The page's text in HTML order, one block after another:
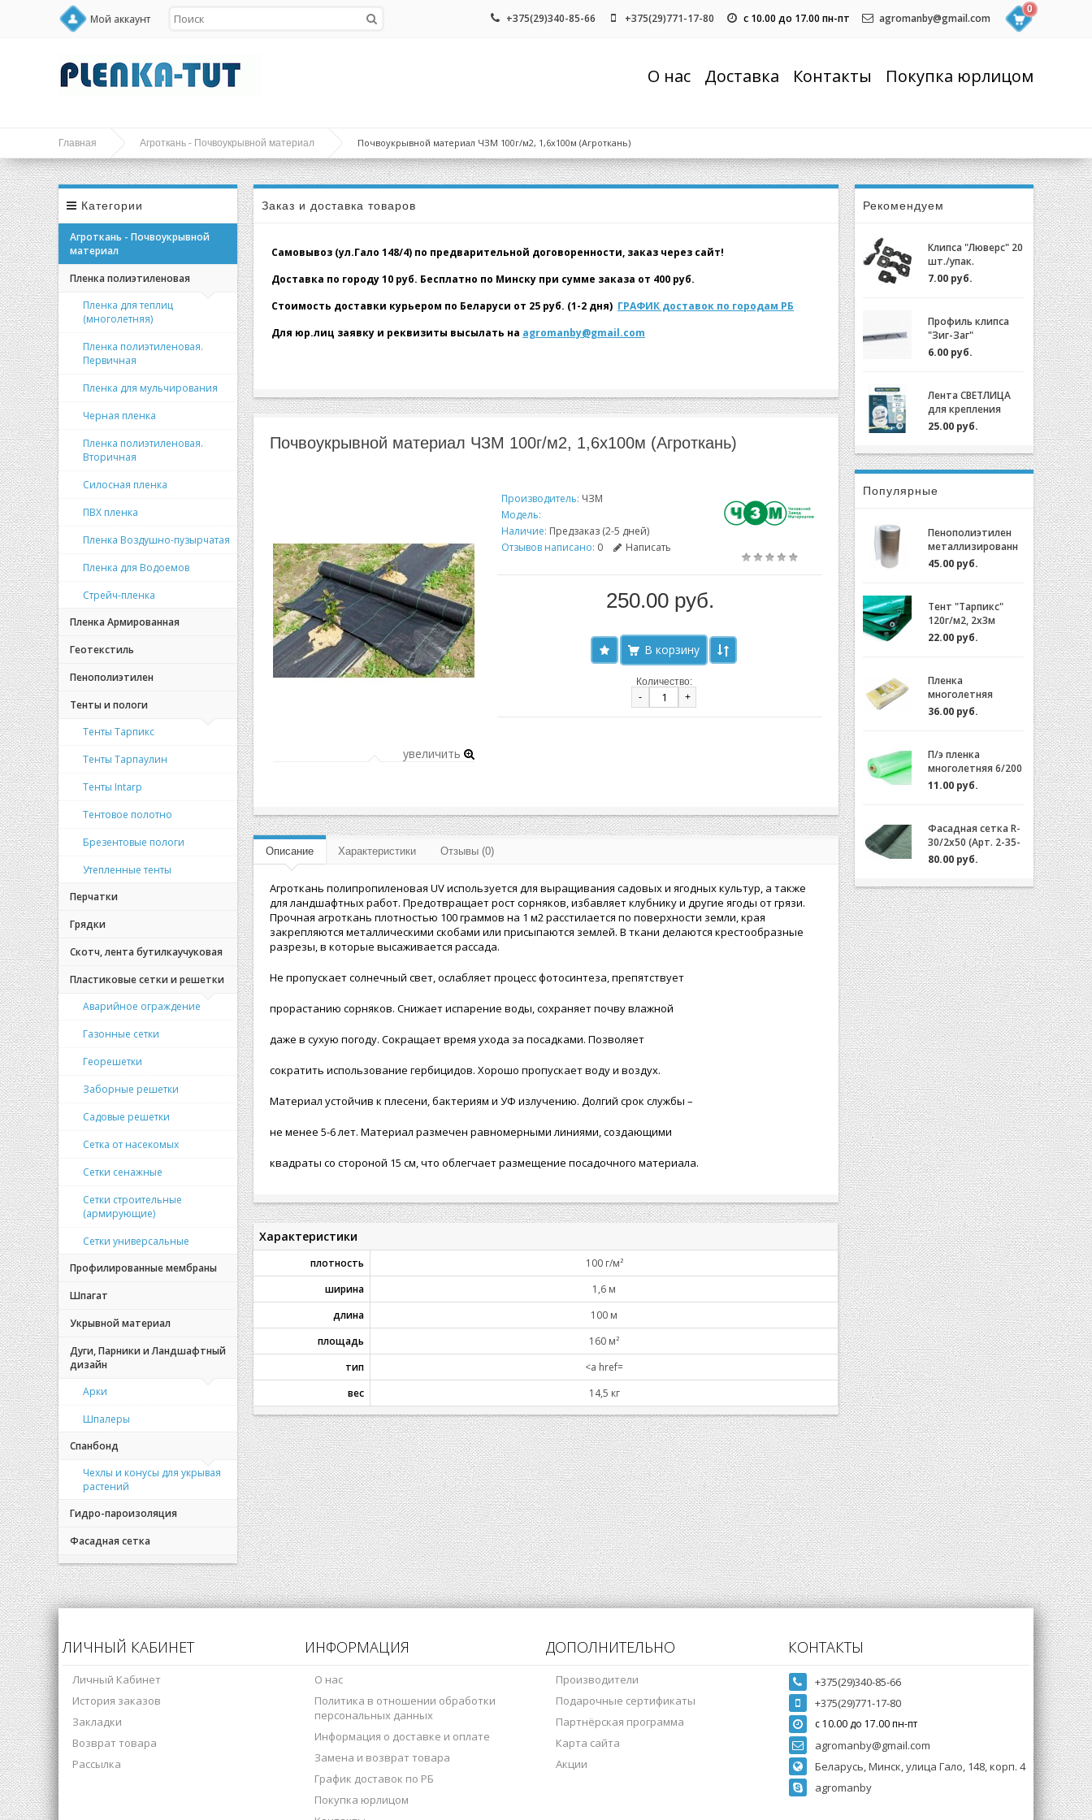
Мой аккаунт +375(29)340-85-66 +375(29)771-17-80 с 10.00 до 17.00 пн-пт agromanby@gmail.com
0
О нас Доставка Контакты Покупка юрлицом
Главная Агроткань - Почвоукрывной материал Почвоукрывной материал ЧЗМ 100г/м2, 1,6х100м (Агроткань)
Категории
Агроткань - Почвоукрывной
материал
Пленка полиэтиленовая
Пленка для теплиц
(многолетняя)
Пленка полиэтиленовая.
Первичная
Пленка для мульчирования
Черная пленка
Пленка полиэтиленовая.
Вторичная
Силосная пленка
ПВХ пленка
Пленка Воздушно-пузырчатая
Пленка для Водоемов
Стрейч-пленка
Пленка Армированная
Геотекстиль
Пенополиэтилен
Тенты и пологи
Тенты Тарпикс
Тенты Тарпаулин
Тенты Intarp
Тентовое полотно
Брезентовые пологи
Утепленные тенты
Перчатки
Грядки
Скотч, лента бутилкаучуковая
Пластиковые сетки и решетки
Аварийное ограждение
Газонные сетки
Георешетки
Заборные решетки
Садовые решетки
Сетка от насекомых
Сетки сенажные
Сетки строительные
(армирующие)
Сетки универсальные
Профилированные мембраны
Шпагат
Укрывной материал
Дуги, Парники и Ландшафтный
дизайн
Арки
Шпалеры
Спанбонд
Чехлы и конусы для укрывая
растений
Гидро-пароизоляция
Фасадная сетка
Рекомендуем
Клипса "Люверс" 20
шт./упак.
7.00 руб.
Профиль клипса
"Зиг-Заг"
(ХОЗАГРО) с
замком для
для теплиц
оцинкованный,
0,7мм (2м)
6.00 руб.
Лента СВЕТЛИЦА
для крепления
пленки к теплице
длина 30м, ширина
3 см, 700 мкм
25.00 руб.
Популярные
Пенополиэтилен
металлизированн
ый (НПЭ 2-120-25)
45.00 руб.
Тент "Тарпикс"
120г/м2, 2х3м
22.00 руб.
Пленка
многолетняя
"Светлица 6/200"
(7 лет) за 1м.пог.
36.00 руб.
П/э пленка
многолетняя 6/200
(2-3 года) Зеленая/
Желтая за 1м.пог.
11.00 руб.
Фасадная сетка R-
30/2x50 (Арт. 2-35-
50)
80.00 руб.
Заказ и доставка товаров
Самовывоз (ул.Гало 148/4) по предварительной договоренности, заказ через сайт!
Доставка по городу 10 руб. Бесплатно по Минску при сумме заказа от 400 руб.
Стоимость доставки курьером по Беларуси от 25 руб. (1-2 дня) ГРАФИК доставок по городам РБ
Для юр.лиц заявку и реквизиты высылать на agromanby@gmail.com
Почвоукрывной материал ЧЗМ 100г/м2, 1,6х100м (Агроткань)
увеличить
Производитель: ЧЗМ
Модель:
Наличие: Предзаказ (2-5 дней)
Отзывов написано: 0 Написать
250.00 руб.
Количество:
-
+
Описание Характеристики Отзывы (0)
Агроткань полипропиленовая UV используется для выращивания садовых и ягодных культур, а также
для ландшафтных работ. Предотвращает рост сорняков, избавляет клубнику и другие ягоды от грязи.
Прочная агроткань плотностью 100 граммов на 1 м2 расстилается по поверхности земли, края
закрепляются металлическими скобами или присыпаются землей. В ткани делаются крестообразные
разрезы, в которые высаживается рассада.
Не пропускает солнечный свет, ослабляет процесс фотосинтеза, препятствует
прорастанию сорняков. Снижает испарение воды, сохраняет почву влажной
даже в сухую погоду. Сокращает время ухода за посадками. Позволяет
сократить использование гербицидов. Хорошо пропускает воду и воздух.
Материал устойчив к плесени, бактериям и УФ излучению. Долгий срок службы –
не менее 5-6 лет. Материал размечен равномерными линиями, создающими
квадраты со стороной 15 см, что облегчает размещение посадочного материала.
Характеристики
плотность
100 г/м²
ширина
1,6 м
длина
100 м
площадь
160 м²
тип
<a href=
вес
14,5 кг
ЛИЧНЫЙ КАБИНЕТ
Личный Кабинет
История заказов
Закладки
Возврат товара
Рассылка
ИНФОРМАЦИЯ
О нас
Политика в отношении обработки
персональных данных
Информация о доставке и оплате
Замена и возврат товара
График доставок по РБ
Покупка юрлицом
ДОПОЛНИТЕЛЬНО
Производители
Подарочные сертификаты
Партнёрская программа
Карта сайта
Акции
КОНТАКТЫ
+375(29)340-85-66
+375(29)771-17-80
с 10.00 до 17.00 пн-пт
agromanby@gmail.com
Беларусь, Минск, улица Гало, 148, корп. 4
agromanby